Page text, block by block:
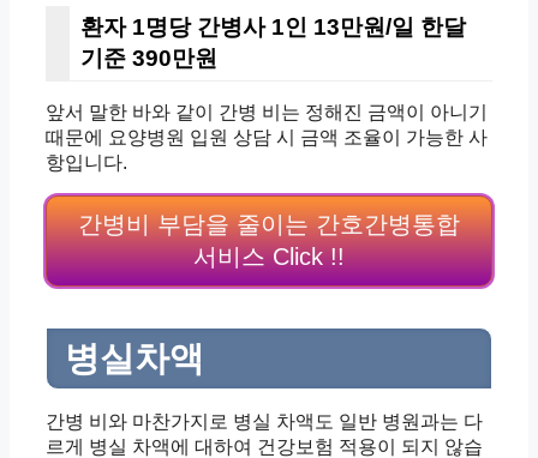
환자 1명당 간병사 1인 13만원/일 한달
기준 390만원
앞서 말한 바와 같이 간병 비는 정해진 금액이 아니기
때문에 요양병원 입원 상담 시 금액 조율이 가능한 사
항입니다.
간병비 부담을 줄이는 간호간병통합
서비스 Click !!
병실차액
간병 비와 마찬가지로 병실 차액도 일반 병원과는 다
르게 병실 차액에 대하여 건강보험 적용이 되지 않습